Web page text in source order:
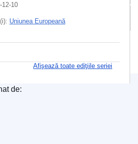
12-10
Uniunea Europeană
Afişează toate ediţiile seriei
al Uniunii Europene
de: